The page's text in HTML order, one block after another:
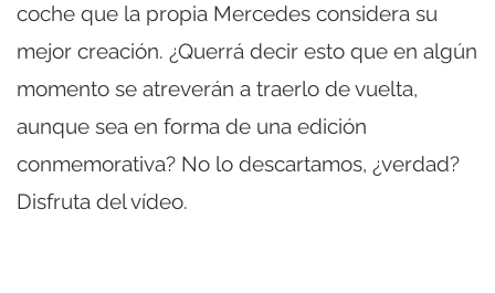
coche que la propia Mercedes considera su
mejor creación. ¿Querrá decir esto que en algún
momento se atreverán a traerlo de vuelta,
aunque sea en forma de una edición
conmemorativa? No lo descartamos, ¿verdad?
Disfruta del vídeo.